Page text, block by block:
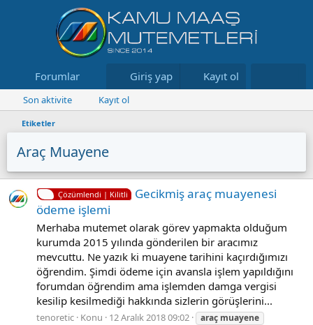
Forumlar Neler yeni Kaynaklar
Giriş yap Kayıt ol
Son aktivite Kayıt ol
Etiketler
Araç Muayene
Çözümlendi | Kilitli
Gecikmiş araç muayenesi
ödeme işlemi
Merhaba mutemet olarak görev yapmakta olduğum
kurumda 2015 yılında gönderilen bir aracımız
mevcuttu. Ne yazık ki muayene tarihini kaçırdığımızı
öğrendim. Şimdi ödeme için avansla işlem yapıldığını
forumdan öğrendim ama işlemden damga vergisi
kesilip kesilmediği hakkında sizlerin görüşlerini...
tenoretic Konu 12 Aralık 2018 09:02 araç muayene